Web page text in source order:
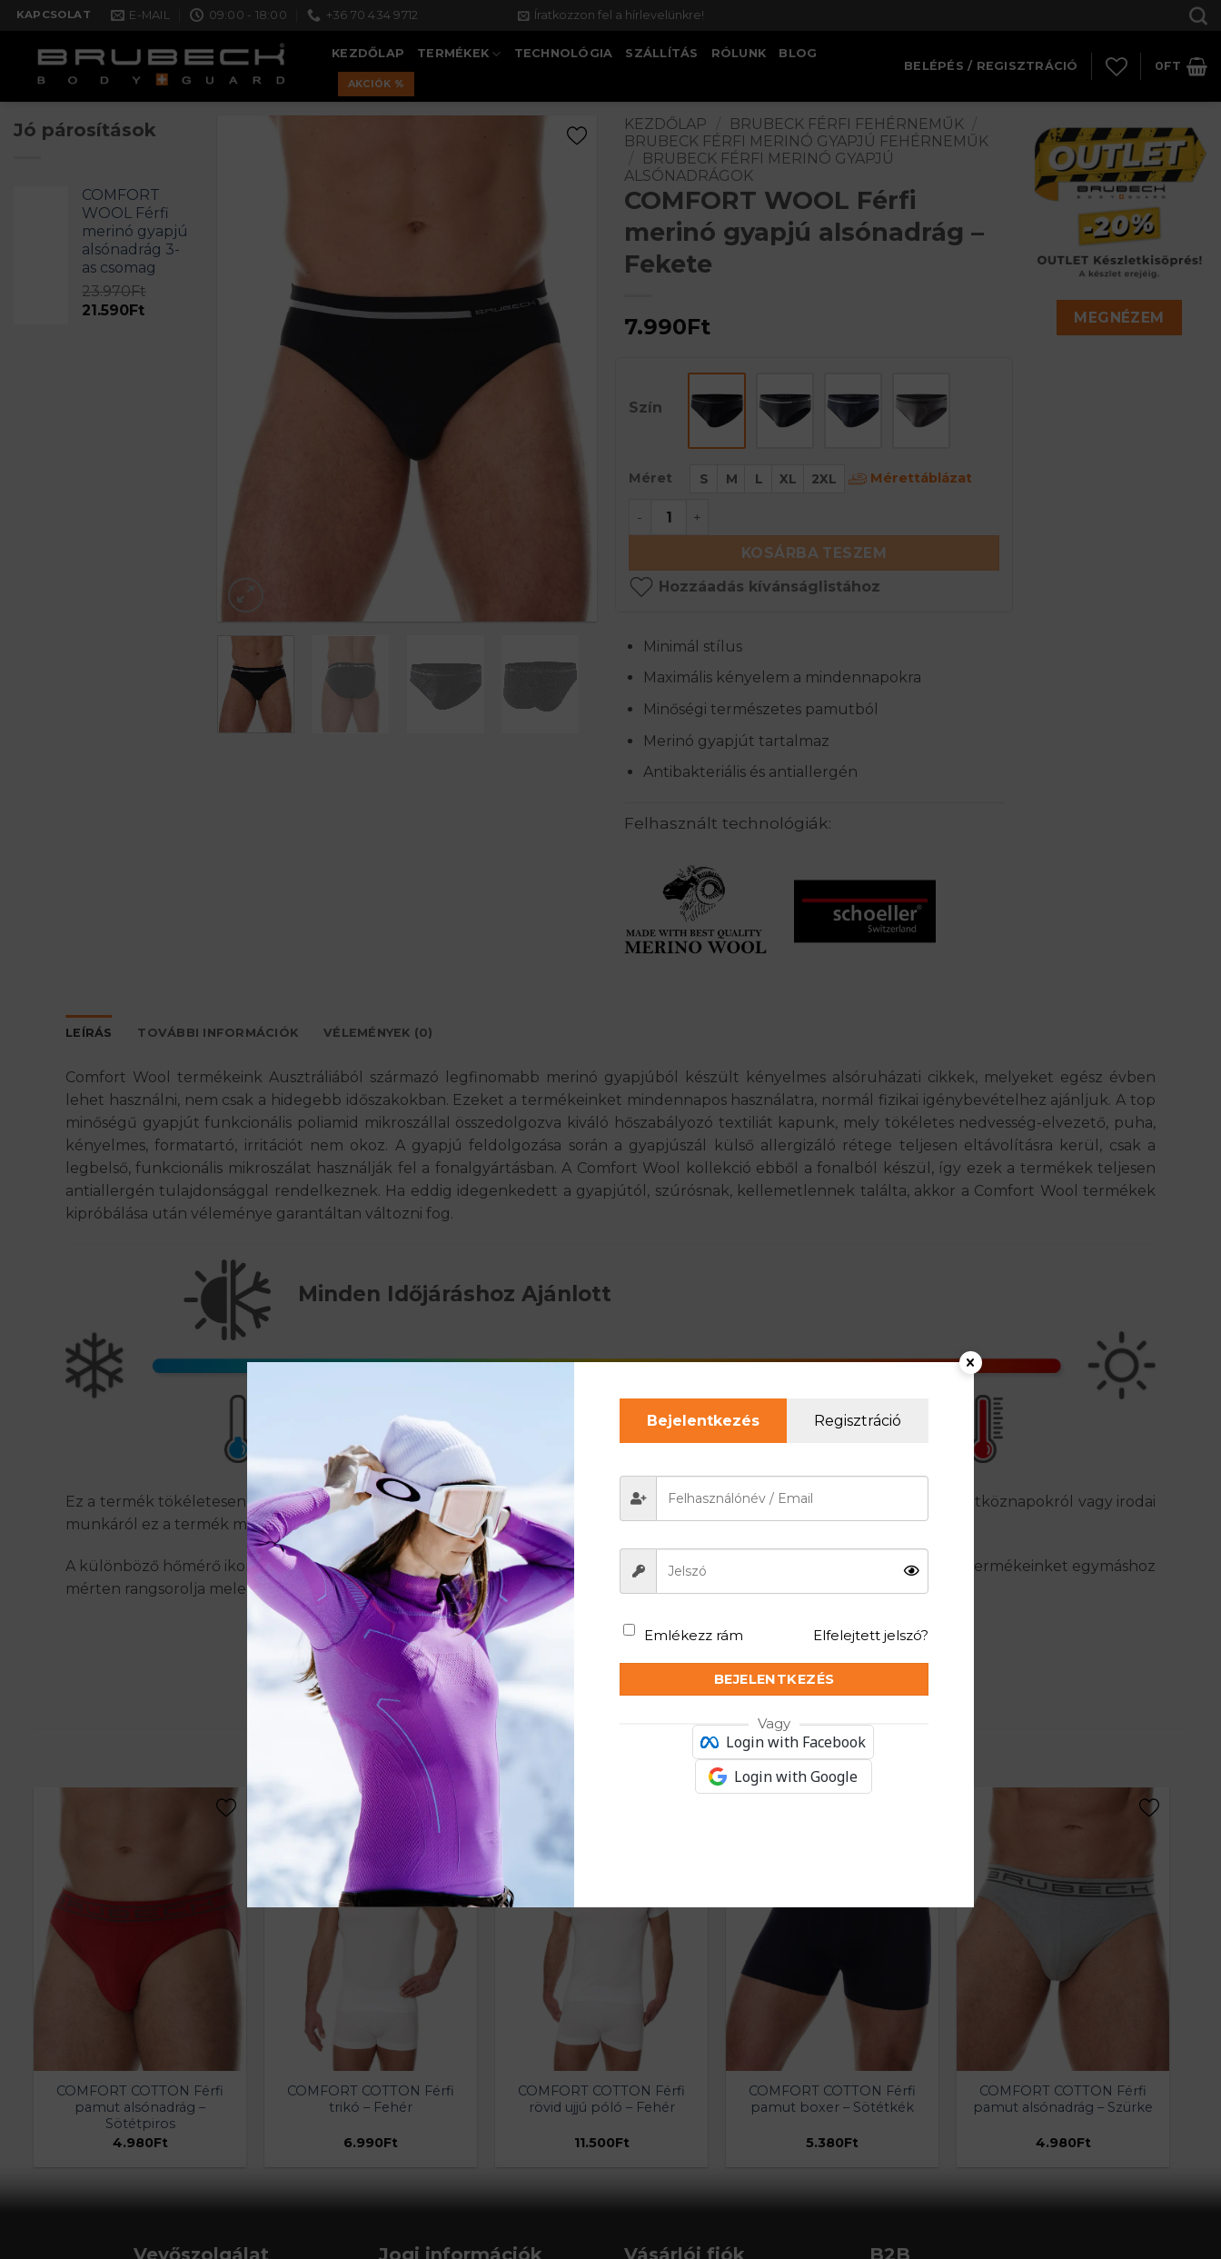
Skip
content
KAPCSOLAT E-MAIL 09:00 - 18:00 +36 70 434 9712 Íratkozzon fel a hírlevelünkre!
KEZDŐLAP TERMÉKEK TECHNOLÓGIA SZÁLLÍTÁS RÓLUNK BLOG
AKCIÓK %
BELÉPÉS / REGISZTRÁCIÓ 0FT
Jó párosítások
COMFORT
WOOL Férfi
merinó gyapjú
alsónadrág 3-
as csomag
23.970Ft
Original
21.590 FtCurrent
KEZDŐLAP BRUBECK FÉRFI FEHÉRNEMŰK
BRUBECK FÉRFI MERINÓ GYAPJÚ FEHÉRNEMŰK
BRUBECK FÉRFI MERINÓ GYAPJÚ
ALSÓNADRÁGOK
COMFORT WOOL Férfi
merinó gyapjú alsónadrág –
Fekete
7.990Ft
Szín
Méret S M L XL 2XL Mérettáblázat
COMFORT WOOL Férfi merinó gyapjú alsónadrág - Fekete mennyiség
KOSÁRBA TESZEM
Hozzáadás kívánságlistához
Minimál stílus
Maximális kényelem a mindennapokra
Minőségi természetes pamutból
Merinó gyapjút tartalmaz
Antibakteriális és antiallergén
Felhasznált technológiák:
MEGNÉZEM
LEÍRÁS TOVÁBBI INFORMÁCIÓK VÉLEMÉNYEK (0)
Comfort Wool termékeink Ausztráliából származó legfinomabb merinó gyapjúból készült kényelmes alsóruházati cikkek, melyeket egész évben
lehet használni, nem csak a hidegebb időszakokban. Ezeket a termékeinket mindennapos használatra, normál fizikai igénybevételhez ajánljuk. A top
minőségű gyapjút funkcionális poliamid mikroszállal összedolgozva kiváló hőszabályozó textiliát kapunk, mely tökéletes nedvesség-elvezető, puha,
kényelmes, formatartó, irritációt nem okoz. A gyapjú feldolgozása során a gyapjúszál külső allergizáló rétege teljesen eltávolításra kerül, csak a
legbelső, funkcionális mikroszálat használják fel a fonalgyártásban. A Comfort Wool kollekció ebből a fonalból készül, így ezek a termékek teljesen
antiallergén tulajdonsággal rendelkeznek. Ha eddig idegenkedett a gyapjútól, szúrósnak, kellemetlennek találta, akkor a Comfort Wool termékek
kipróbálása után véleménye garantáltan változni fog.
Minden Időjáráshoz Ajánlott
Ez a termék tökéletesen szabályozza a test hőmérsékletét melegben és hidegben egyaránt. Legyen szó túrázásról, városi hétköznapokról vagy irodai
munkáról ez a termék minden külölmény közt tökéletes kényelmet nyújt.
A különböző hőmérő ikonokra kattintva megtekintheti a többi időjáráshoz ajánlott termékeinket is. Ez a fajta kategorizálás a termékeinket egymáshoz
mérten rangsorolja melegségérzet szempontjából.
KAPCSOLÓDÓ TERMÉKEK
COMFORT COTTON Férfi
pamut alsónadrág –
Sötétpiros
4.980Ft
COMFORT COTTON Férfi
trikó – Fehér
6.990Ft
COMFORT COTTON Férfi
rövid ujjú póló – Fehér
11.500Ft
COMFORT COTTON Férfi
pamut boxer – Sötétkék
5.380Ft
COMFORT COTTON Férfi
pamut alsónadrág – Szürke
4.980Ft
Vevőszolgálat Jogi információk Vásárlói fiók B2B
Bejelentkezés Regisztráció
Emlékezz rám Elfelejtett jelszó?
BEJELENTKEZÉS
Vagy
Login with Facebook
Login with Google